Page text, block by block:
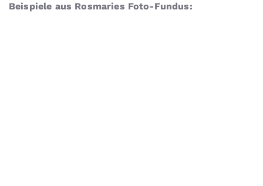
Beispiele aus Rosmaries Foto-Fundus: